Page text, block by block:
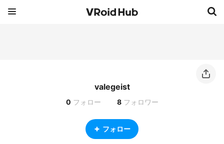
valegeist
0 フォロー 8 フォロワー
フォロー